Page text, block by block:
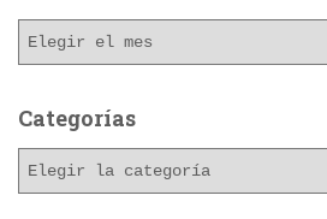
h
o
Categorías